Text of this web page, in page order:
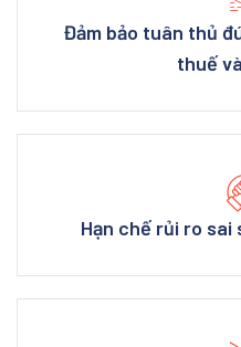
Đảm bảo tuân thủ
thuế
Hạn chế rủi ro